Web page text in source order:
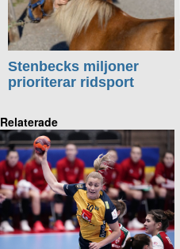
Stenbecks miljoner
prioriterar ridsport
Relaterade